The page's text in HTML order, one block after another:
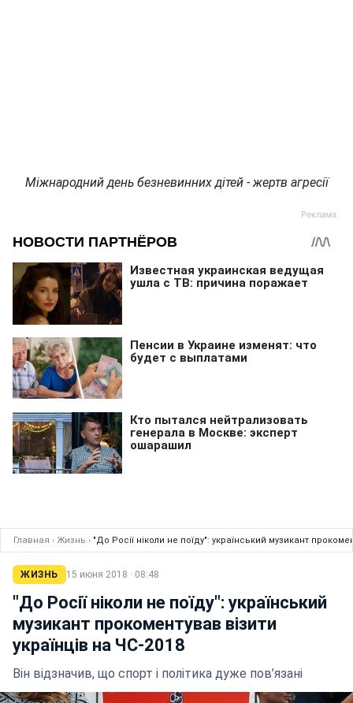
Міжнародний день безневинних дітей - жертв агресії
Главная › Жизнь › "До Росії ніколи не поїду": український музикант
ЖИЗНЬ 15 июня 2018 · 08:48
"До Росії ніколи не поїду": український
музикант прокоментував візити
українців на ЧС-2018
Він відзначив, що спорт і політика дуже пов’язані